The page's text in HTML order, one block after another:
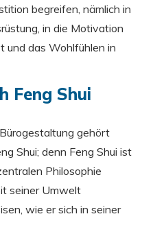
begreifen, nämlich in
in die Motivation
und das Wohlfühlen in
Feng Shui
gehört
Shui; denn Feng Shui ist
Philosophie
seiner Umwelt
wie er sich in seiner